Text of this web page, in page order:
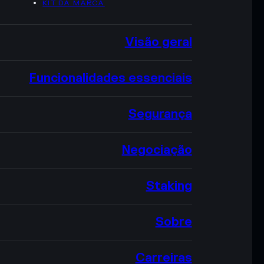
KIT DA MARCA
Visão geral
Funcionalidades essenciais
Segurança
Negociação
Staking
Sobre
Carreiras